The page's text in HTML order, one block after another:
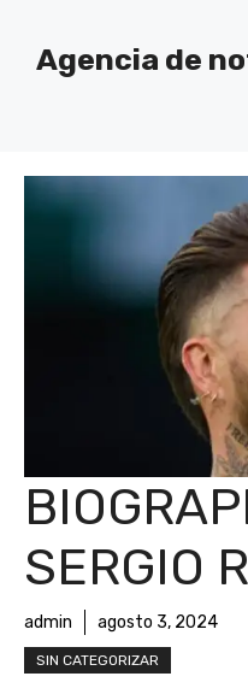
contenido
Agencia de
SERGIO
admin agosto 3, 2024
SIN CATEGORIZAR